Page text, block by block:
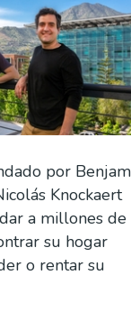
por
Knockaert
a millones de
su hogar
o rentar su